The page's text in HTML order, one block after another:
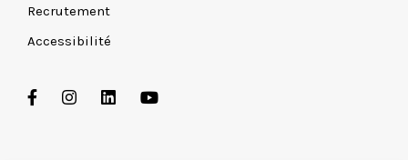
Recrutement
Accessibilité